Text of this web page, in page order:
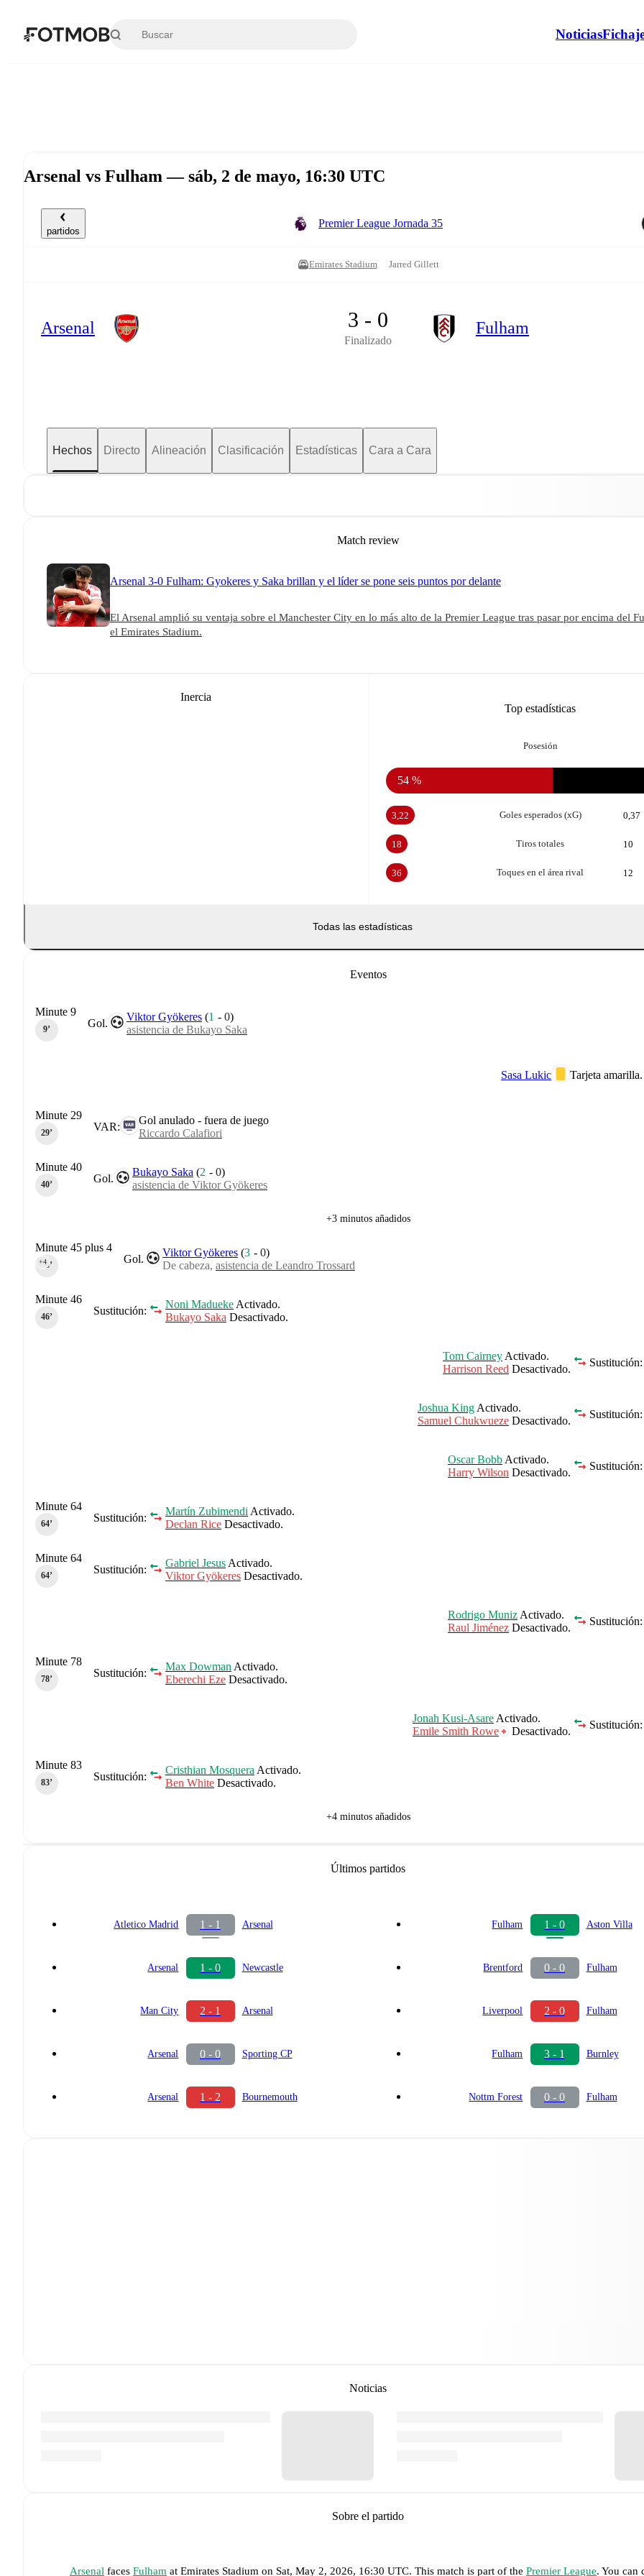
Noticias
Arsenal vs Fulham — sáb, 2 de mayo, 16:30 UTC
partidos
Premier League Jornada 35
Emirates Stadium Jarred Gillett
Arsenal 3 - 0
Finalizado
Fulham
Hechos Directo Alineación Clasificación Estadísticas Cara a Cara
Match review
Arsenal 3-0 Fulham: Gyokeres y Saka brillan y el líder se pone seis puntos por delante
El Arsenal amplió su ventaja sobre el Manchester City en lo más alto de la Premier League tras pasar por encima del
el Emirates Stadium.
Inercia
Top estadísticas
Posesión
54 %
Goles esperados (xG)
3,22 0,37
Tiros totales
18 10
Toques en el área rival
36 12
Todas las estadísticas
Eventos
Gol.
Viktor Gyökeres (1 -0)
asistencia de Bukayo Saka
Minute 9
9‎’‎
Tarjeta amarilla.
Sasa Lukic
VAR:
Gol anulado - fuera de juego
Riccardo Calafiori
Minute 29
29‎’‎
Gol.
Bukayo Saka (2 -0)
asistencia de Viktor Gyökeres
Minute 40
40‎’‎
+3 minutos añadidos
Gol.
Viktor Gyökeres (3 -0)
De cabeza, asistencia de Leandro Trossard
Minute 45 plus 4
45‎’‎
+4
Sustitución:
Noni Madueke Activado.
Bukayo Saka Desactivado.
Minute 46
46‎’‎
Sustitución:
Tom Cairney Activado.
Harrison Reed Desactivado.
Sustitución:
Joshua King Activado.
Samuel Chukwueze Desactivado.
Sustitución:
Oscar Bobb Activado.
Harry Wilson Desactivado.
Sustitución:
Martín Zubimendi Activado.
Declan Rice Desactivado.
Minute 64
64‎’‎
Sustitución:
Gabriel Jesus Activado.
Viktor Gyökeres Desactivado.
Minute 64
64‎’‎
Sustitución:
Rodrigo Muniz Activado.
Raul Jiménez Desactivado.
Sustitución:
Max Dowman Activado.
Eberechi Eze Desactivado.
Minute 78
78‎’‎
Sustitución:
Jonah Kusi-Asare Activado.
Emile Smith Rowe
Desactivado.
Sustitución:
Cristhian Mosquera Activado.
Ben White Desactivado.
Minute 83
83‎’‎
+4 minutos añadidos
Últimos partidos
Atletico Madrid 1 - 1 Arsenal
Arsenal 1 - 0 Newcastle
Man City 2 - 1 Arsenal
Arsenal 0 - 0 Sporting CP
Arsenal 1 - 2 Bournemouth
Fulham 1 - 0 Aston Villa
Brentford 0 - 0 Fulham
Liverpool 2 - 0 Fulham
Fulham 3 - 1 Burnley
Nottm Forest 0 - 0 Fulham
Noticias
Sobre el partido
Arsenal faces Fulham at Emirates Stadium on Sat, May 2, 2026, 16:30 UTC. This match is part of the Premier League. You can